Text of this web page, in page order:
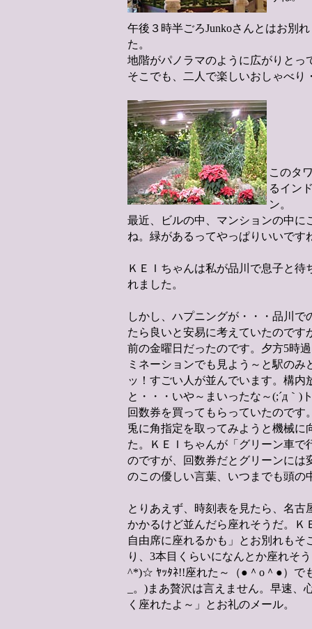
午後３時半ごろJunkoさんとはお別
た。
地階がパノラマのように広がりとっ
そこでも、二人で楽しいおしゃべり
このタ
るイン
ン。
最近、ビルの中、マンションの中に
ね。緑があるってやっぱりいいです
ＫＥＩちゃんは私が品川で息子と
れました。
しかし、ハプニングが・・・品川
たら良いと安易に考えていたのです
前の金曜日だったのです。夕方5時
ミネーションでも見よう～と駅の
ッ！すごい人が並んでいます。構
と・・・いや～まいったな～(;´д｀)
回数券を買ってもらっていたので
兎に角指定を取ってみようと機械に
た。ＫＥＩちゃんが「グリーン車
のですが、回数券だとグリーンには
のこの優しい言葉、いつまでも頭の
とりあえず、時刻表を見たら、名古
かかるけど並んだら座れそうだ。Ｋ
自由席に座れるかも」とお別れもそ
り、3本目くらいになんとか座れそ
^*)☆ ﾔｯﾀﾈ!!座れた～（●＾o＾●）で
_。)まあ贅沢は言えません。早速
く座れたよ～」とお礼のメール。